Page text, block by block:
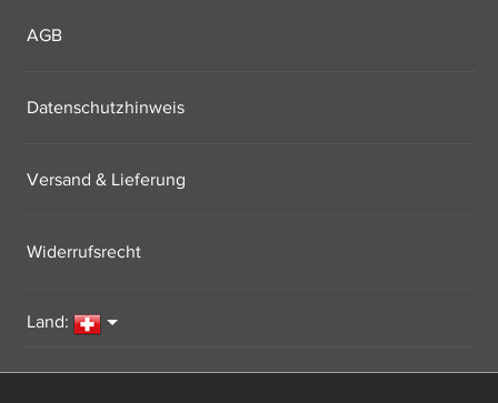
AGB
Datenschutzhinweis
Versand & Lieferung
Widerrufsrecht
Land: